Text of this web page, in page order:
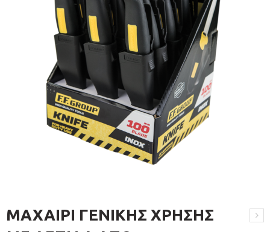
ΜΑΧΑΙΡΙ ΓΕΝΙΚΗΣ ΧΡΗΣΗΣ